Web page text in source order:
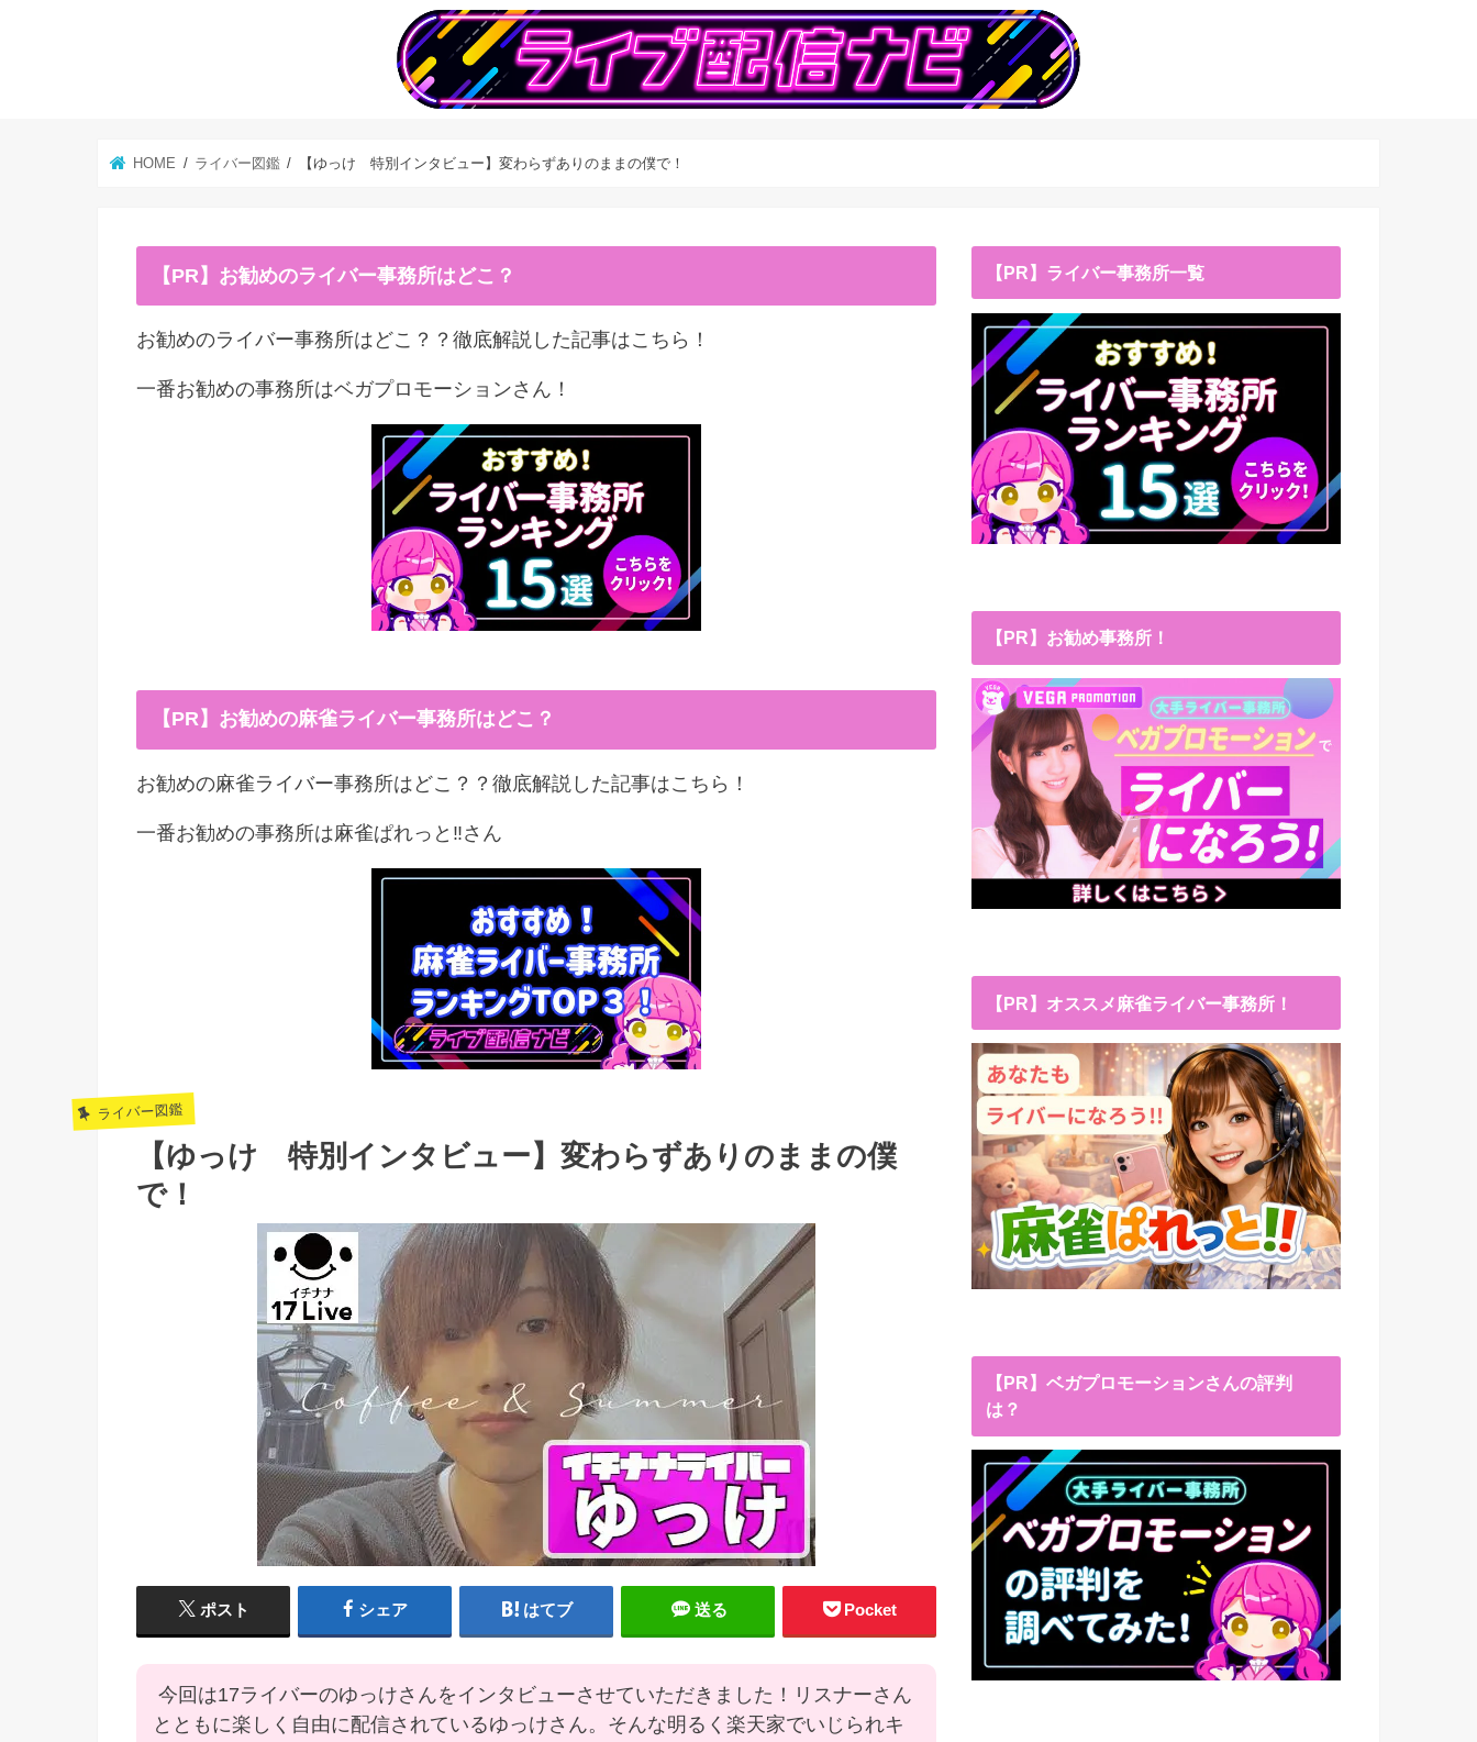
HOME ライバー図鑑 【ゆっけ 特別インタビュー】変わらずありのままの僕で！
【PR】お勧めのライバー事務所はどこ？
お勧めのライバー事務所はどこ？？徹底解説した記事はこちら！
一番お勧めの事務所はベガプロモーションさん！
【PR】お勧めの麻雀ライバー事務所はどこ？
お勧めの麻雀ライバー事務所はどこ？？徹底解説した記事はこちら！
一番お勧めの事務所は麻雀ぱれっと‼︎さん
ライバー図鑑
【ゆっけ 特別インタビュー】変わらずありのままの僕
で！
ポスト シェア はてブ 送る Pocket
今回は17ライバーのゆっけさんをインタビューさせていただきました！リスナーさん
とともに楽しく自由に配信されているゆっけさん。そんな明るく楽天家でいじられキ
【PR】ライバー事務所一覧
【PR】お勧め事務所！
【PR】オススメ麻雀ライバー事務所！
【PR】ベガプロモーションさんの評判
は？